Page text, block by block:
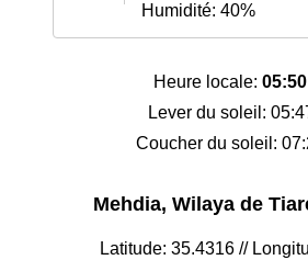
Humidité: 40%
Heure locale:
Lever du soleil:
Coucher du soleil:
Mehdia, Wilaya de
Latitude: 35.4316 //